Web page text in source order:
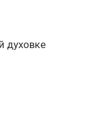
духовке